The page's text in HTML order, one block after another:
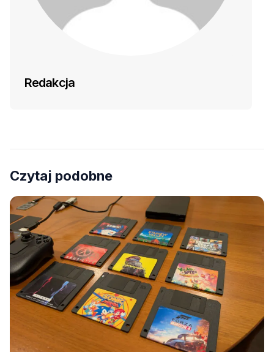
Redakcja
Czytaj podobne